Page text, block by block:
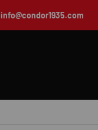
info@condor1935.com